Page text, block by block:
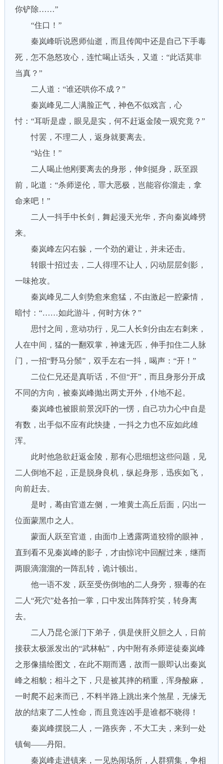
你铲除……”
“住口！”
秦岚峰听说恩师仙逝，而且传闻中还是自己下手毒
死，怎不急怒攻心，连忙喝止话头，又道：“此话莫非
当真？”
二人道：“谁还哄你不成？”
秦岚峰见二人满脸正气，神色不似戏言，心
忖：“耳听是虚，眼见是实，何不赶返金陵一观究竟？”
忖罢，不理二人，返身就要离去。
“站住！”
二人喝止他刚要离去的身形，伸剑挺身，跃至跟
前，叱道：“杀师逆伦，罪大恶极，岂能容你溜走，拿
命来吧！”
二人一抖手中长剑，舞起漫天光华，齐向秦岚峰劈
来。
秦岚峰左闪右躲，一个劲的避让，并未还击。
转眼十招过去，二人得理不让人，闪动层层剑影，
一味抢攻。
秦岚峰见二人剑势愈来愈猛，不由激起一腔豪情，
暗忖：“……如此游斗，何时方休？”
思忖之间，意动功行，见二人长剑分由左右刺来，
人在中间，猛的一翻双掌，神速无匹，伸手扣住二人脉
门，一招“野马分鬃”，双手左右一抖，喝声：“开！”
二位仁兄还是真听话，不但“开”，而且身形分开成
不同的方向，被秦岚峰抛出两丈开外，仆地不起。
秦岚峰也被眼前景况吓的一愣，自己功力心中自是
有数，出手似不应有此快捷，一抖之力也不应如此雄
浑。
此时他急欲赶返金陵，那有心思细想这些问题，见
二人倒地不起，正是脱身良机，纵起身形，迅疾如飞，
向前赶去。
是时，蓦由官道左侧，一堆黄土高丘后面，闪出一
位面蒙黑巾之人。
蒙面人跃至官道，由面巾上透露两道狡猾的眼神，
直到看不见秦岚峰的影子，才由惊诧中回醒过来，继而
两眼滴溜溜的一阵乱转，诡计顿出。
他一语不发，跃至受伤倒地的二人身旁，狠毒的在
二人“死穴”处各拍一掌，口中发出阵阵狞笑，转身离
去。
二人乃昆仑派门下弟子，俱是侠肝义胆之人，日前
接获太极派发出的“武林帖”，内中附有杀师逆徒秦岚峰
之形像描绘图文，在此不期而遇，故而一眼即认出秦岚
峰之相貌；相斗之下，只是被其摔的稍重，浑身酸麻，
一时爬不起来而已，不料半路上跳出来个煞星，无缘无
故的结束了二人性命，而且竟连凶手是谁都不晓得！
秦岚峰摆脱二人，一路疾奔，不大工夫，来到一处
镇甸——丹阳。
秦岚峰走进镇来，一见热闹场所，人群猬集，争相